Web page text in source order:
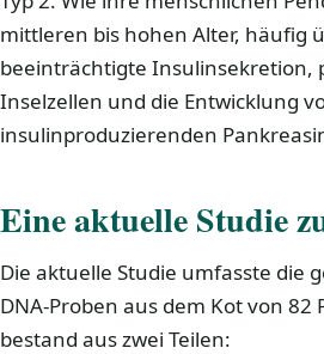
mittleren bis hohen Alter, häufig
beeinträchtigte Insulinsekretion,
Inselzellen und die Entwicklung
insulinproduzierenden
Eine aktuelle Studie
Die aktuelle Studie umfasste die
DNA-Proben aus dem Kot von
bestand aus zwei Teilen: